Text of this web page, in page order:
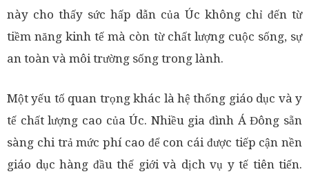
này cho thấy sức hấp dẫn của Úc không chỉ đến từ
tiềm năng kinh tế mà còn từ chất lượng cuộc sống, sự
an toàn và môi trường sống trong lành.
Một yếu tố quan trọng khác là hệ thống giáo dục và y
tế chất lượng cao của Úc. Nhiều gia đình Á Đông sẵn
sàng chi trả mức phí cao để con cái được tiếp cận nền
giáo dục hàng đầu thế giới và dịch vụ y tế tiên tiến.